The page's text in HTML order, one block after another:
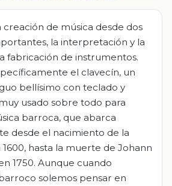
de música desde dos
la interpretación y la
fabricación de instrumentos.
el clavecín, un
bellísimo con teclado y
usado sobre todo para
barroca, que abarca
desde el nacimiento de la
hasta la muerte de Johann
1750. Aunque cuando
solemos pensar en